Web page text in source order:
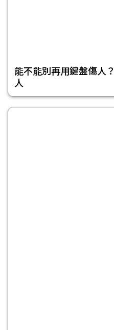
能不能別再用鍵盤傷人
人